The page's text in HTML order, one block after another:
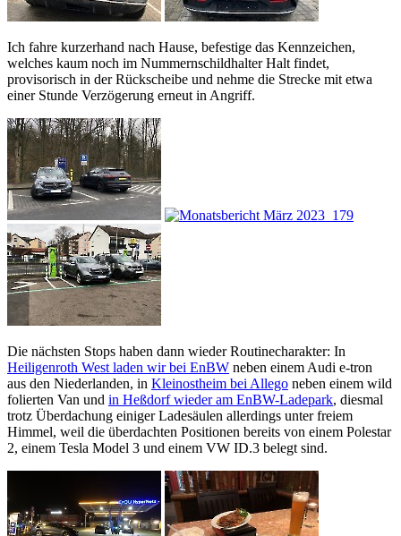
Ich fahre kurzerhand nach Hause, befestige das Kennzeichen,
welches kaum noch im Nummernschildhalter Halt findet,
provisorisch in der Rückscheibe und nehme die Strecke mit etwa
einer Stunde Verzögerung erneut in Angriff.
Die nächsten Stops haben dann wieder Routinecharakter: In
Heiligenroth West laden wir bei EnBW neben einem Audi e-tron
aus den Niederlanden, in Kleinostheim bei Allego neben einem wild
folierten Van und in Heßdorf wieder am EnBW-Ladepark, diesmal
trotz Überdachung einiger Ladesäulen allerdings unter freiem
Himmel, weil die überdachten Positionen bereits von einem Polestar
2, einem Tesla Model 3 und einem VW ID.3 belegt sind.